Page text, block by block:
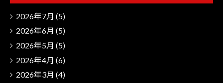
2026年7月 (5)
2026年6月 (5)
2026年5月 (5)
2026年4月 (6)
2026年3月 (4)